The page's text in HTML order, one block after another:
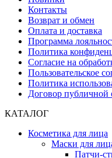
Контакты
Возврат и обмен
Оплата и доставка
Программа
Политика
Согласие на
Пользовательское
Политика
Договор публичной
КАТАЛОГ
Косметика для лица
Маски для
Патчи-